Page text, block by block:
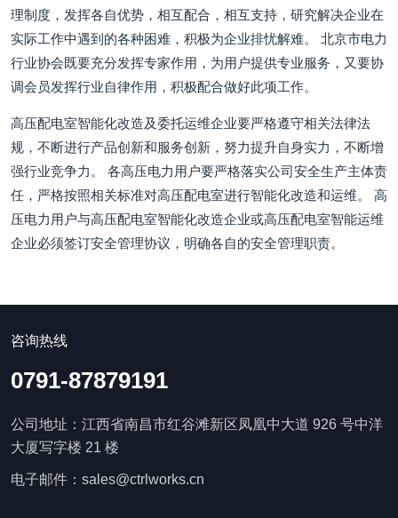
理制度，发挥各自优势，相互配合，相互支持，研究解决企业在
实际工作中遇到的各种困难，积极为企业排忧解难。 北京市电力
行业协会既要充分发挥专家作用，为用户提供专业服务，又要协
调会员发挥行业自律作用，积极配合做好此项工作。
高压配电室智能化改造及委托运维企业要严格遵守相关法律法
规，不断进行产品创新和服务创新，努力提升自身实力，不断增
强行业竞争力。 各高压电力用户要严格落实公司安全生产主体责
任，严格按照相关标准对高压配电室进行智能化改造和运维。 高
压电力用户与高压配电室智能化改造企业或高压配电室智能运维
企业必须签订安全管理协议，明确各自的安全管理职责。
咨询热线
0791-87879191
公司地址：江西省南昌市红谷滩新区凤凰中大道 926 号中洋
大厦写字楼 21 楼
电子邮件：sales@ctrlworks.cn